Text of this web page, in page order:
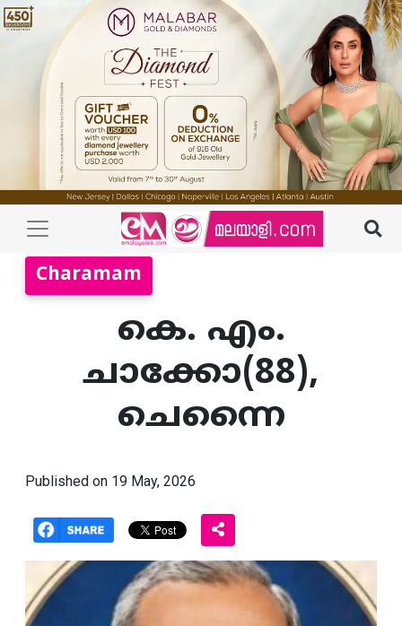
Charamam
കെ. എം.
ചാക്കോ(88),
ചെന്നൈ
Published on 19 May, 2026